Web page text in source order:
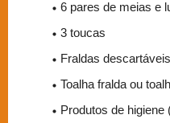
6 pares de meias e
3 toucas
Fraldas
Toalha fralda ou
Produtos de